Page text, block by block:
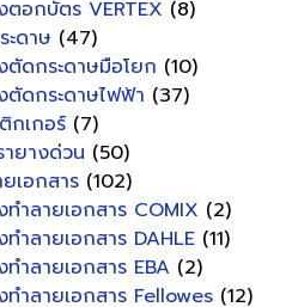
ตอกบัตร VERTEX (8)
ะดาษ (47)
ตัดกระดาษมือโยก (10)
ตัดกระดาษไฟฟ้า (37)
กเกอร์ (7)
ายางด่วน (50)
เอกสาร (102)
ทำลายเอกสาร COMIX (2)
ทำลายเอกสาร DAHLE (11)
ทำลายเอกสาร EBA (2)
ทำลายเอกสาร Fellowes (12)